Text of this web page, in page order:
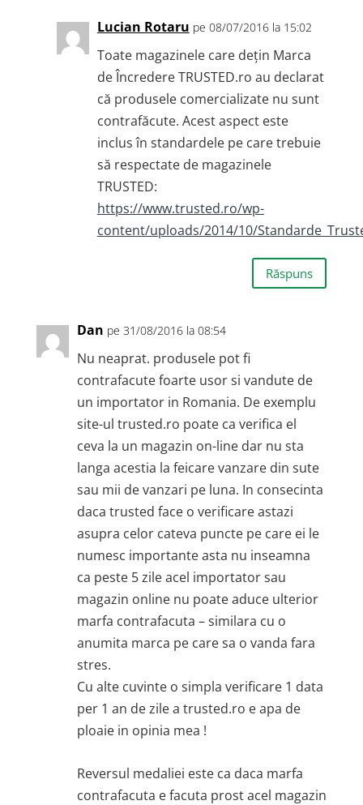
Lucian Rotaru pe 08/07/2016 la 15:02
Toate magazinele care dețin Marca
de Încredere TRUSTED.ro au declarat
că produsele comercializate nu sunt
contrafăcute. Acest aspect este
inclus în standardele pe care trebuie
să respectate de magazinele
TRUSTED:
https://www.trusted.ro/wp-
content/uploads/2014/10/
Răspuns
Dan pe 31/08/2016 la 08:54
Nu neaprat. produsele pot fi
contrafacute foarte usor si vandute de
un importator in Romania. De exemplu
site-ul trusted.ro poate ca verifica el
ceva la un magazin on-line dar nu sta
langa acestia la feicare vanzare din sute
sau mii de vanzari pe luna. In consecinta
daca trusted face o verificare astazi
asupra celor cateva puncte pe care ei le
numesc importante asta nu inseamna
ca peste 5 zile acel importator sau
magazin online nu poate aduce ulterior
marfa contrafacuta – similara cu o
anumita marca pe care sa o vanda fara
stres.
Cu alte cuvinte o simpla verificare 1 data
per 1 an de zile a trusted.ro e apa de
ploaie in opinia mea !
Reversul medaliei este ca daca marfa
contrafacuta e facuta prost acel magazin